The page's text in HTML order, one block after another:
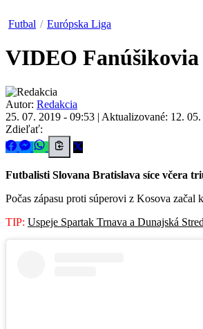
Futbal / Európska Liga
VIDEO
Autor: Redakcia
25. 07. 2019 - 09:53 | Aktualizované: 12.
Zdieľať:
Futbalisti Slovana Bratislava síce včera
Počas zápasu proti súperovi z Kosova
TIP: Uspeje Spartak Trnava a Dunajská